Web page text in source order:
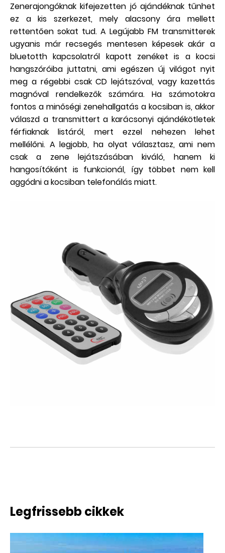
Zenerajongóknak kifejezetten jó ajándéknak tűnhet
ez a kis szerkezet, mely alacsony ára mellett
rettentően sokat tud. A Legújabb FM transmitterek
ugyanis már recsegés mentesen képesek akár a
bluetotth kapcsolatról kapott zenéket is a kocsi
hangszóróiba juttatni, ami egészen új világot nyit
meg a régebbi csak CD lejátszóval, vagy kazettás
magnóval rendelkezők számára. Ha számotokra
fontos a minőségi zenehallgatás a kocsiban is, akkor
válaszd a transmittert a karácsonyi ajándékötletek
férfiaknak listáról, mert ezzel nehezen lehet
mellélőni. A legjobb, ha olyat választasz, ami nem
csak a zene lejátszásában kiváló, hanem ki
hangosítóként is funkcionál, így többet nem kell
aggódni a kocsiban telefonálás miatt.
Legfrissebb cikkek